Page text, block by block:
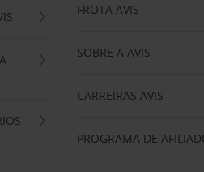
FROTA AVIS
SOBRE A AVIS
CARREIRAS AVIS
PROGRAMA DE